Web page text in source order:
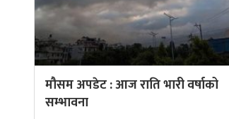
मौसम अपडेट : आज राति भारी वर्षाको
सम्भावना